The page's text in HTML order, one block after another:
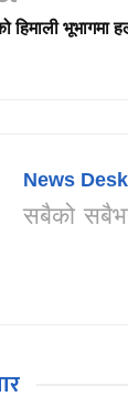
भूभागमा
News Desk
सबैको